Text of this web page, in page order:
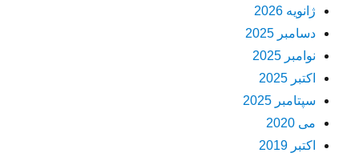
ژانویه 2026
دسامبر 2025
نوامبر 2025
اکتبر 2025
سپتامبر 2025
می 2020
اکتبر 2019